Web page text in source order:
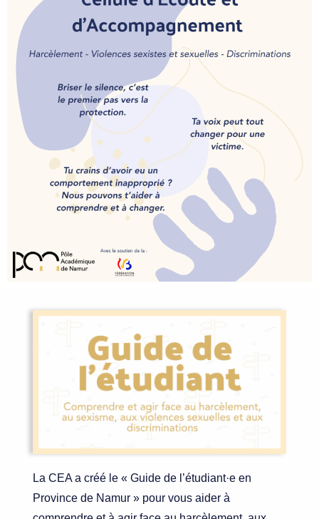
La CEA a créé le « Guide de l’étudiant·e en
Province de Namur » pour vous aider à